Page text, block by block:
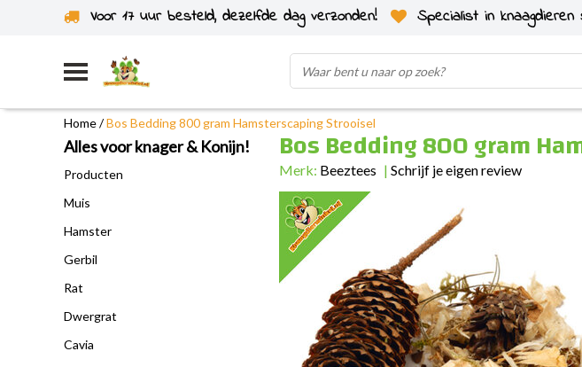
Voor 17 uur besteld, dezelfde dag verzonden!
Specialist in knaagdieren
Uit eigen voorraad verzonden
Home/Bos Bedding 800 gram Hamsterscaping Strooisel
Alles voor knager & Konijn!
Producten
Muis
Hamster
Gerbil
Rat
Dwergrat
Cavia
Bos Bedding 800 gram
Merk: Beeztees | Schrijf je eigen review